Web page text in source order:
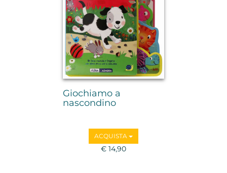
Giochiamo a
nascondino
ACQUISTA
€ 14,90